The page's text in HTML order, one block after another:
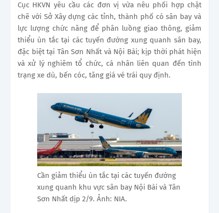
Cục HKVN yêu cầu các đơn vị vừa nêu phối hợp chặt
chẽ với Sở Xây dựng các tỉnh, thành phố có sân bay và
lực lượng chức năng để phân luồng giao thông, giảm
thiểu ùn tắc tại các tuyến đường xung quanh sân bay,
đặc biệt tại Tân Sơn Nhất và Nội Bài; kịp thời phát hiện
và xử lý nghiêm tổ chức, cá nhân liên quan đến tình
trạng xe dù, bến cóc, tăng giá vé trái quy định.
Cần giảm thiểu ùn tắc tại các tuyến đường
xung quanh khu vực sân bay Nội Bài và Tân
Sơn Nhất dịp 2/9. Ảnh: NIA.